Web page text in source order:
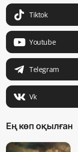
Tiktok
Youtube
Telegram
Vk
Ең көп оқылған